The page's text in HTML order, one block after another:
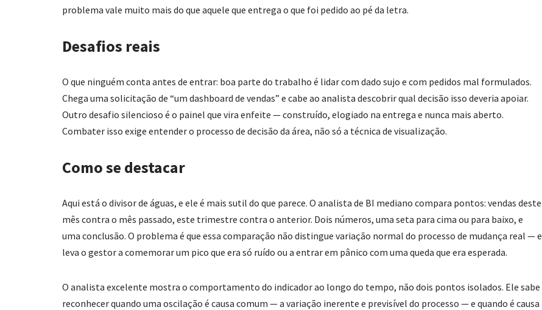
problema vale muito mais do que aquele que entrega o que foi pedido ao pé da letra.
Desafios reais
O que ninguém conta antes de entrar: boa parte do trabalho é lidar com dado sujo e com pedidos mal formulados.
Chega uma solicitação de “um dashboard de vendas” e cabe ao analista descobrir qual decisão isso deveria apoiar.
Outro desafio silencioso é o painel que vira enfeite — construído, elogiado na entrega e nunca mais aberto.
Combater isso exige entender o processo de decisão da área, não só a técnica de visualização.
Como se destacar
Aqui está o divisor de águas, e ele é mais sutil do que parece. O analista de BI mediano compara pontos: vendas deste
mês contra o mês passado, este trimestre contra o anterior. Dois números, uma seta para cima ou para baixo, e
uma conclusão. O problema é que essa comparação não distingue variação normal do processo de mudança real — e
leva o gestor a comemorar um pico que era só ruído ou a entrar em pânico com uma queda que era esperada.
O analista excelente mostra o comportamento do indicador ao longo do tempo, não dois pontos isolados. Ele sabe
reconhecer quando uma oscilação é causa comum — a variação inerente e previsível do processo — e quando é causa